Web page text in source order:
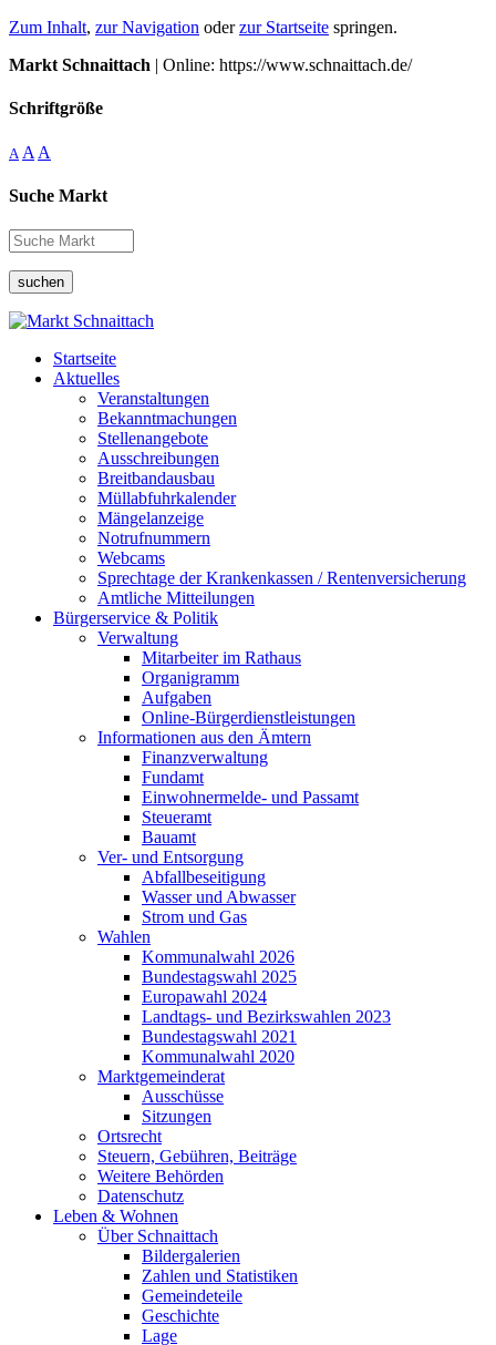
Zum Inhalt, zur Navigation oderzur Startseite springen.
Markt Schnaittach | Online: https://www.schnaittach.de/
Schriftgröße
A A A
Suche Markt
suchen
Startseite
Aktuelles
Veranstaltungen
Bekanntmachungen
Stellenangebote
Ausschreibungen
Breitbandausbau
Müllabfuhrkalender
Mängelanzeige
Notrufnummern
Webcams
Sprechtage der Krankenkassen / Rentenversicherung
Amtliche Mitteilungen
Bürgerservice & Politik
Verwaltung
Mitarbeiter im Rathaus
Organigramm
Aufgaben
Online-Bürgerdienstleistungen
Informationen aus den Ämtern
Finanzverwaltung
Fundamt
Einwohnermelde- und Passamt
Steueramt
Bauamt
Ver- und Entsorgung
Abfallbeseitigung
Wasser und Abwasser
Strom und Gas
Wahlen
Kommunalwahl 2026
Bundestagswahl 2025
Europawahl 2024
Landtags- und Bezirkswahlen 2023
Bundestagswahl 2021
Kommunalwahl 2020
Marktgemeinderat
Ausschüsse
Sitzungen
Ortsrecht
Steuern, Gebühren, Beiträge
Weitere Behörden
Datenschutz
Leben & Wohnen
Über Schnaittach
Bildergalerien
Zahlen und Statistiken
Gemeindeteile
Geschichte
Lage